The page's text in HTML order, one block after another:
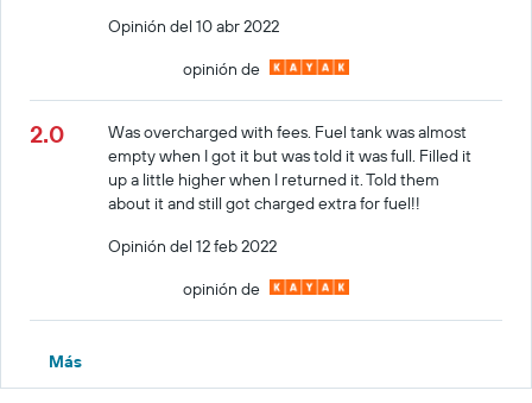
Opinión del 10 abr 2022
opinión de
2.0
Was overcharged with fees. Fuel tank was almost
empty when I got it but was told it was full. Filled it
up a little higher when I returned it. Told them
about it and still got charged extra for fuel!!
Opinión del 12 feb 2022
opinión de
Más